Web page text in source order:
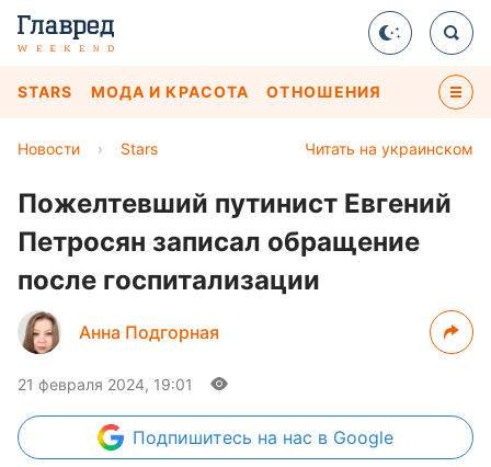
STARS МОДА И КРАСОТА ОТНОШЕНИЯ
Читать на украинском
Новости › Stars
Пожелтевший путинист Евгений
Петросян записал обращение
после госпитализации
Анна Подгорная
21 февраля 2024, 19:01
Подпишитесь на нас в Google